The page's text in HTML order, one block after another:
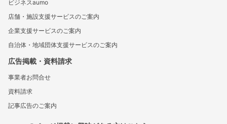
ビジネスaumo
店舗・施設支援サービスのご案内
企業支援サービスのご案内
自治体・地域団体支援サービスのご案内
広告掲載・資料請求
事業者お問合せ
資料請求
記事広告のご案内